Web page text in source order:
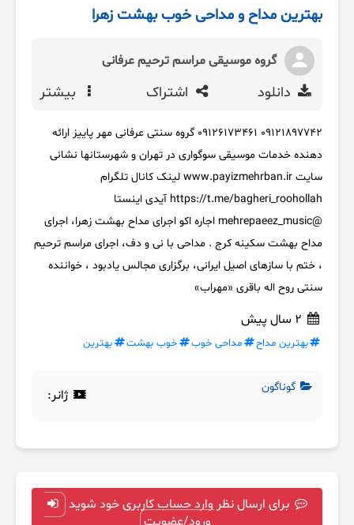
بهترین مداح و مداحی خوب بهشت زهرا
گروه موسیقی مراسم ترحیم عرفانی
دانلود اشتراک بیشتر
09121897742 09126173461 گروه سنتی عرفانی مهر پاییز ارائه
دهنده خدمات موسیقی سوگواری در تهران و شهرستانها نشانی
سایت www.payizmehrban.ir لینک کانال تلگرام
https://t.me/bagheri_roohollah آیدی اینستا
@mehrepaeez_music اجاره اکو اجرای مداح بهشت زهرا، اجرای
مداح بهشت سکینه کرج . مداحی با نی و دف، اجرای مراسم ترحیم
، ختم با سازهای اصیل ایرانی، برگزاری مجالس یادبود ، خواننده
سنتی روح اله باقری «مهراب»
بهترین مداح مداحی خوب خوب بهشت بهترین
گوناگون ژانر:
برای ارسال نظر وارد حساب کاربری خود شوید